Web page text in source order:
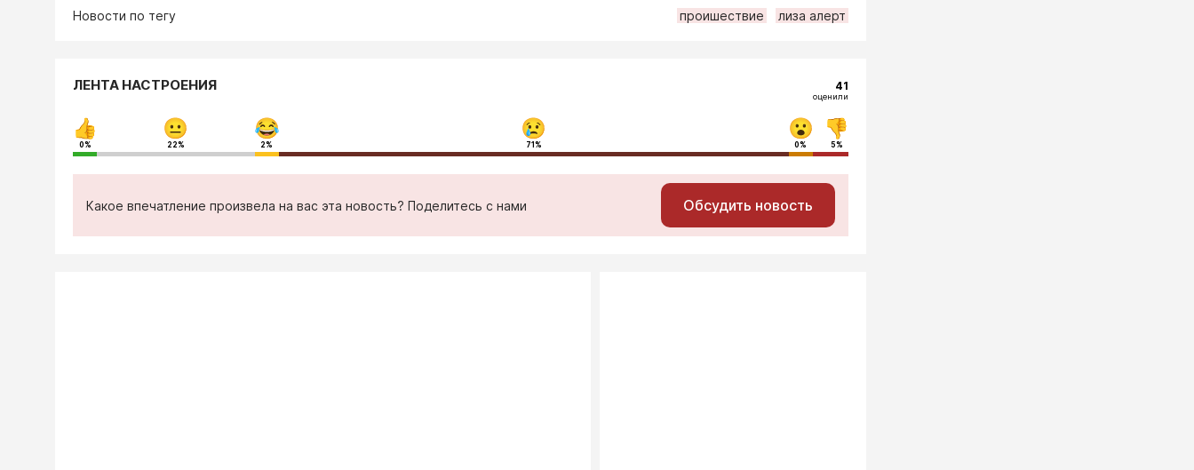
Новости по тегу проишествие лиза алерт
ЛЕНТА НАСТРОЕНИЯ 41
оценили
0% 22% 2% 71% 0% 5%
Какое впечатление произвела на вас эта новость? Поделитесь с нами Обсудить новость